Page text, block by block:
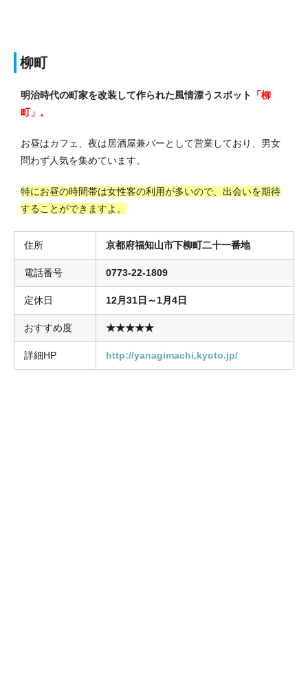
柳町
明治時代の町家を改装して作られた風情漂うスポット
「柳
町」。
お昼はカフェ、夜は居酒屋兼バーとして営業しており、男女
問わず人気を集めています。
特にお昼の時間帯は女性客の利用が多いので、出会いを期待
することができますよ。
住所 京都府福知山市下柳町二十一番地
電話番号 0773-22-1809
定休日 12月31日～1月4日
おすすめ度 ★★★★★
詳細HP http://yanagimachi.kyoto.jp/